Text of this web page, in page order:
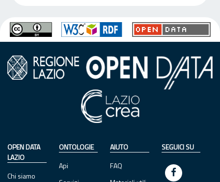
OPEN DATA
LAZIO
Chi siamo
ONTOLOGIE
Api
AIUTO
FAQ
SEGUICI SU